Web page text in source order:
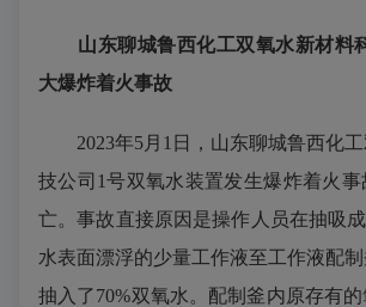
山东聊城鲁西化工双氧水新材料
大爆炸着火事故
2023年5月1日，山东聊城鲁西化
技公司1号双氧水装置发生爆炸着火事
亡。事故直接原因是操作人员在抽吸
水表面漂浮的少量工作液至工作液配
抽入了70%双氧水。配制釜内原存有